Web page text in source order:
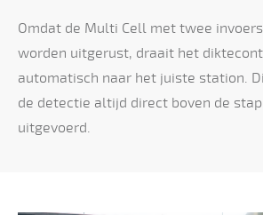
Omdat de Multi Cell met twee
worden uitgerust, draait het
automatisch naar het juiste station.
de detectie altijd direct boven de
uitgevoerd.